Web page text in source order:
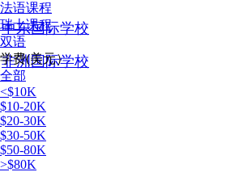
中东国际学校
非洲国际学校
法语课程
瑞士课程
双语
学费(美元）
全部
<$10K
$10-20K
$20-30K
$30-50K
$50-80K
>$80K